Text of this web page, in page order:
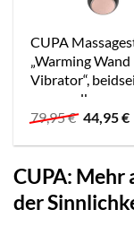
CUPA
„Warming Wand
Vibrator“,
verwendbar,
wasserdicht
79,95€
Preis
war:
44,95€
CUPA: Mehr
der